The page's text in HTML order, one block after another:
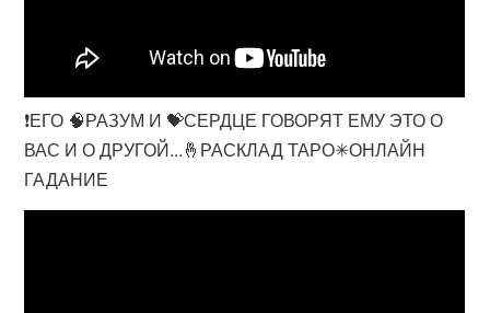
❗ЕГО 🧠РАЗУМ И 💝СЕРДЦЕ ГОВОРЯТ ЕМУ ЭТО О
ВАС И О ДРУГОЙ...🤞РАСКЛАД ТАРО✳ОНЛАЙН
ГАДАНИЕ